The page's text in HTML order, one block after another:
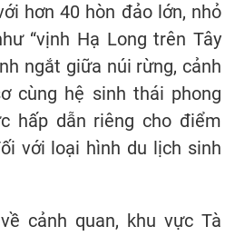
hơn 40 hòn đảo lớn, nhỏ
“vịnh Hạ Long trên Tây
ngắt giữa núi rừng, cảnh
cùng hệ sinh thái phong
hấp dẫn riêng cho điểm
với loại hình du lịch sinh
cảnh quan, khu vực Tà